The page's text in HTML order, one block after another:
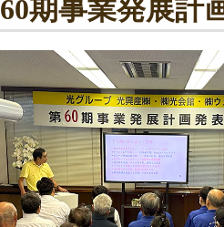
60期事業発展計